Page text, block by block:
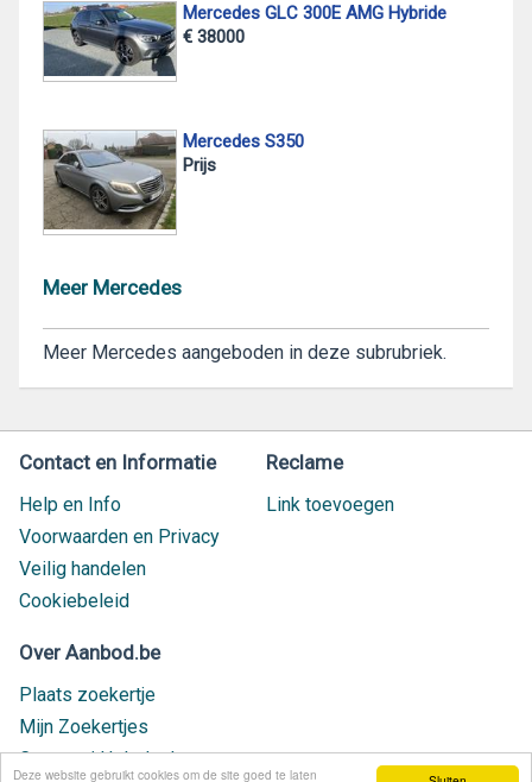
Deze website gebruikt cookies om de site goed te laten
Mercedes GLC 300E AMG Hybride
€ 38000
Mercedes S350
Prijs
Meer Mercedes
Meer Mercedes aangeboden in deze subrubriek.
Contact en Informatie
Help en Info
Voorwaarden en Privacy
Veilig handelen
Cookiebeleid
Reclame
Link toevoegen
Over Aanbod.be
Plaats zoekertje
Mijn Zoekertjes
Contact / Helpdesk